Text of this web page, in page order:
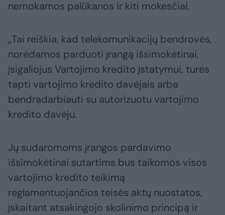
nemokamos palūkanos ir kiti mokesčiai.
„Tai reiškia, kad telekomunikacijų bendrovės,
norėdamos parduoti įrangą išsimokėtinai,
įsigaliojus Vartojimo kredito įstatymui, turės
tapti vartojimo kredito davėjais arba
bendradarbiauti su autorizuotu vartojimo
kredito davėju.
Jų sudaromoms įrangos pardavimo
išsimokėtinai sutartims bus taikomos visos
vartojimo kredito teikimą
reglamentuojančios teisės aktų nuostatos,
įskaitant atsakingojo skolinimo principą ir